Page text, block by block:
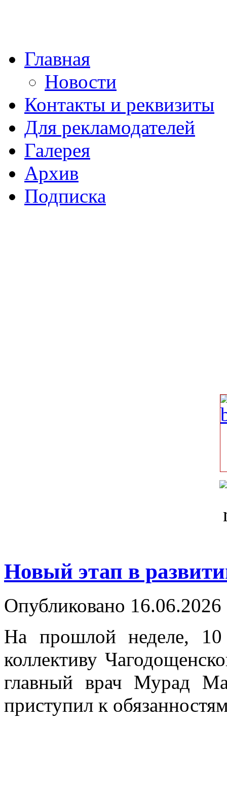
Главная
Новости
Контакты и реквизиты
Для рекламодателей
Галерея
Архив
Подписка
Новый этап в
Опубликовано
На прошлой неделе, 10
коллективу
главный врач Мурад
приступил к